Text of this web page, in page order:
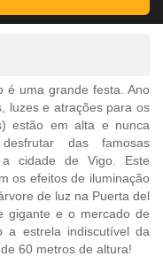
é uma grande festa. Ano
luzes e atrações para os
estão em alta e nunca
das famosas
cidade de Vigo. Este
os efeitos de iluminação
de luz na Puerta del
gigante e o mercado de
a estrela indiscutível da
60 metros de altura!